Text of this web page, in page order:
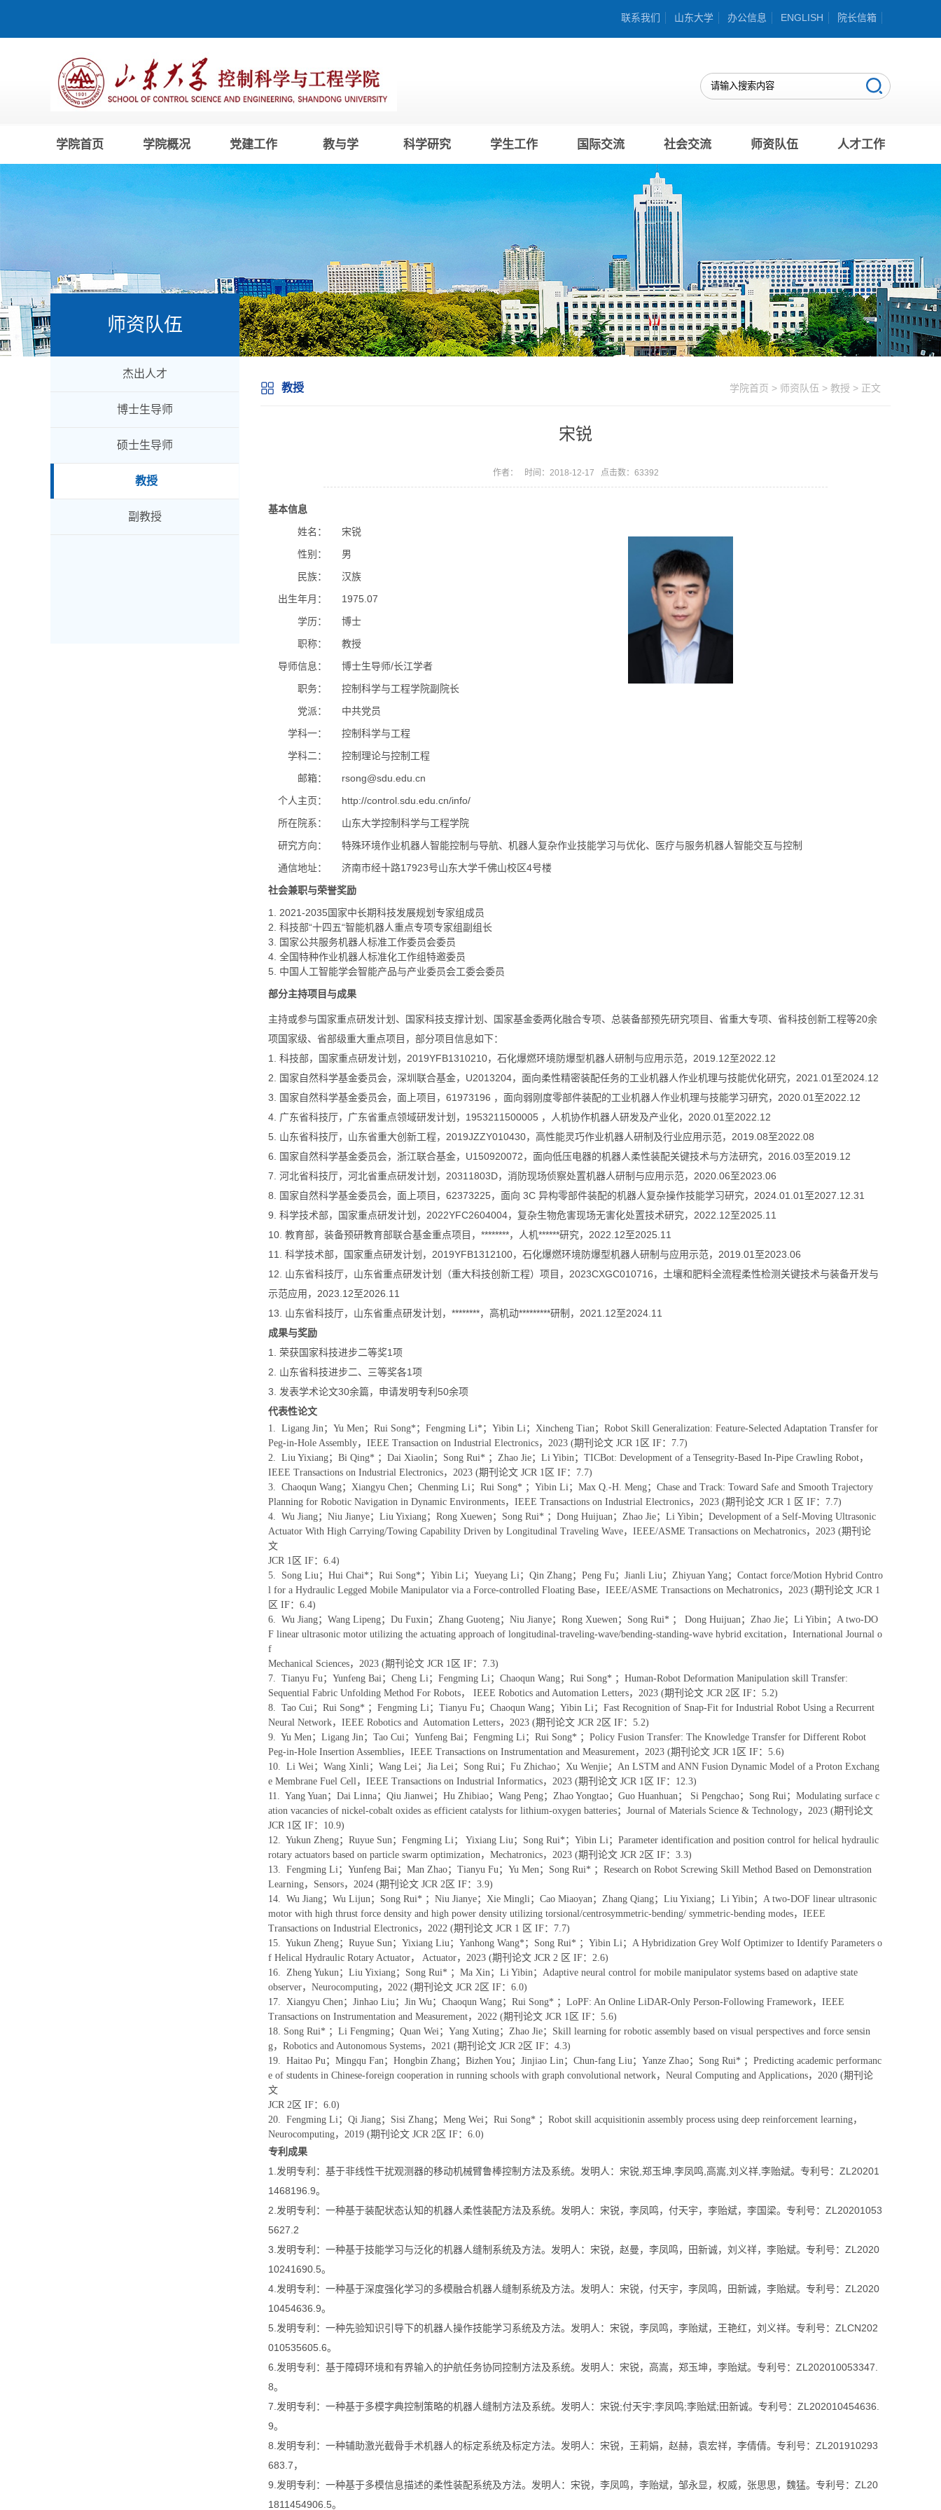
联系我们 山东大学 办公信息 ENGLISH 院长信箱
学院首页 学院概况 党建工作 教与学 科学研究 学生工作 国际交流 社会交流 师资队伍 人才工作
师资队伍
杰出人才
博士生导师
硕士生导师
教授
副教授
教授 学院首页 > 师资队伍 > 教授 > 正文
宋锐
作者： 时间：2018-12-17 点击数： 63392
基本信息
姓名：
宋锐
性别：
男
民族：
汉族
出生年月：
1975.07
学历：
博士
职称：
教授
导师信息：
博士生导师/长江学者
职务：
控制科学与工程学院副院长
党派：
中共党员
学科一：
控制科学与工程
学科二：
控制理论与控制工程
邮箱：
rsong@sdu.edu.cn
个人主页：
http://control.sdu.edu.cn/info/
所在院系：
山东大学控制科学与工程学院
研究方向：
特殊环境作业机器人智能控制与导航、机器人复杂作业技能学习与优化、医疗与服务机器人智能交互与控制
通信地址：
济南市经十路17923号山东大学千佛山校区4号楼
社会兼职与荣誉奖励
1. 2021-2035国家中长期科技发展规划专家组成员
2. 科技部“十四五“智能机器人重点专项专家组副组长
3. 国家公共服务机器人标准工作委员会委员
4. 全国特种作业机器人标准化工作组特邀委员
5. 中国人工智能学会智能产品与产业委员会工委会委员
部分主持项目与成果
主持或参与国家重点研发计划、国家科技支撑计划、国家基金委两化融合专项、总装备部预先研究项目、省重大专项、省科技创新工程等20余
项国家级、省部级重大重点项目，部分项目信息如下：
1. 科技部，国家重点研发计划，2019YFB1310210，石化爆燃环境防爆型机器人研制与应用示范，2019.12至2022.12
2. 国家自然科学基金委员会，深圳联合基金，U2013204，面向柔性精密装配任务的工业机器人作业机理与技能优化研究，2021.01至2024.12
3. 国家自然科学基金委员会，面上项目，61973196 ，面向弱刚度零部件装配的工业机器人作业机理与技能学习研究，2020.01至2022.12
4. 广东省科技厅，广东省重点领域研发计划，1953211500005 ，人机协作机器人研发及产业化，2020.01至2022.12
5. 山东省科技厅，山东省重大创新工程，2019JZZY010430，高性能灵巧作业机器人研制及行业应用示范，2019.08至2022.08
6. 国家自然科学基金委员会，浙江联合基金，U150920072，面向低压电器的机器人柔性装配关键技术与方法研究，2016.03至2019.12
7. 河北省科技厅，河北省重点研发计划，20311803D，消防现场侦察处置机器人研制与应用示范，2020.06至2023.06
8. 国家自然科学基金委员会，面上项目，62373225，面向 3C 异构零部件装配的机器人复杂操作技能学习研究，2024.01.01至2027.12.31
9. 科学技术部，国家重点研发计划，2022YFC2604004，复杂生物危害现场无害化处置技术研究，2022.12至2025.11
10. 教育部，装备预研教育部联合基金重点项目，********，人机******研究，2022.12至2025.11
11. 科学技术部，国家重点研发计划，2019YFB1312100，石化爆燃环境防爆型机器人研制与应用示范，2019.01至2023.06
12. 山东省科技厅，山东省重点研发计划（重大科技创新工程）项目，2023CXGC010716，土壤和肥料全流程柔性检测关键技术与装备开发与
示范应用，2023.12至2026.11
13. 山东省科技厅，山东省重点研发计划，********，高机动*********研制，2021.12至2024.11
成果与奖励
1. 荣获国家科技进步二等奖1项
2. 山东省科技进步二、三等奖各1项
3. 发表学术论文30余篇，申请发明专利50余项
代表性论文
1. Ligang Jin；Yu Men；Rui Song*；Fengming Li*；Yibin Li；Xincheng Tian；Robot Skill Generalization: Feature-Selected Adaptation Transfer for
Peg-in-Hole Assembly，IEEE Transaction on Industrial Electronics，2023 (期刊论文 JCR 1区 IF：7.7)
2. Liu Yixiang；Bi Qing* ；Dai Xiaolin；Song Rui* ；Zhao Jie；Li Yibin；TICBot: Development of a Tensegrity-Based In-Pipe Crawling Robot，
IEEE Transactions on Industrial Electronics，2023 (期刊论文 JCR 1区 IF：7.7)
3. Chaoqun Wang；Xiangyu Chen；Chenming Li；Rui Song* ；Yibin Li；Max Q.-H. Meng；Chase and Track: Toward Safe and Smooth Trajectory
Planning for Robotic Navigation in Dynamic Environments，IEEE Transactions on Industrial Electronics，2023 (期刊论文 JCR 1 区 IF：7.7)
4. Wu Jiang；Niu Jianye；Liu Yixiang；Rong Xuewen；Song Rui* ；Dong Huijuan；Zhao Jie；Li Yibin；Development of a Self-Moving Ultrasonic
Actuator With High Carrying/Towing Capability Driven by Longitudinal Traveling Wave，IEEE/ASME Transactions on Mechatronics，2023 (期刊论
文
JCR 1区 IF：6.4)
5. Song Liu；Hui Chai*；Rui Song*；Yibin Li；Yueyang Li；Qin Zhang；Peng Fu；Jianli Liu；Zhiyuan Yang；Contact force/Motion Hybrid Contro
l for a Hydraulic Legged Mobile Manipulator via a Force-controlled Floating Base，IEEE/ASME Transactions on Mechatronics，2023 (期刊论文 JCR 1
区 IF：6.4)
6. Wu Jiang；Wang Lipeng；Du Fuxin；Zhang Guoteng；Niu Jianye；Rong Xuewen；Song Rui* ； Dong Huijuan；Zhao Jie；Li Yibin；A two-DO
F linear ultrasonic motor utilizing the actuating approach of longitudinal-traveling-wave/bending-standing-wave hybrid excitation，International Journal o
f
Mechanical Sciences，2023 (期刊论文 JCR 1区 IF：7.3)
7. Tianyu Fu；Yunfeng Bai；Cheng Li；Fengming Li；Chaoqun Wang；Rui Song* ；Human-Robot Deformation Manipulation skill Transfer:
Sequential Fabric Unfolding Method For Robots， IEEE Robotics and Automation Letters，2023 (期刊论文 JCR 2区 IF：5.2)
8. Tao Cui；Rui Song* ；Fengming Li；Tianyu Fu；Chaoqun Wang；Yibin Li；Fast Recognition of Snap-Fit for Industrial Robot Using a Recurrent
Neural Network，IEEE Robotics and Automation Letters，2023 (期刊论文 JCR 2区 IF：5.2)
9. Yu Men；Ligang Jin；Tao Cui；Yunfeng Bai；Fengming Li；Rui Song* ；Policy Fusion Transfer: The Knowledge Transfer for Different Robot
Peg-in-Hole Insertion Assemblies，IEEE Transactions on Instrumentation and Measurement，2023 (期刊论文 JCR 1区 IF：5.6)
10. Li Wei；Wang Xinli；Wang Lei；Jia Lei；Song Rui；Fu Zhichao；Xu Wenjie；An LSTM and ANN Fusion Dynamic Model of a Proton Exchang
e Membrane Fuel Cell，IEEE Transactions on Industrial Informatics，2023 (期刊论文 JCR 1区 IF：12.3)
11. Yang Yuan；Dai Linna；Qiu Jianwei；Hu Zhibiao；Wang Peng；Zhao Yongtao；Guo Huanhuan； Si Pengchao；Song Rui；Modulating surface c
ation vacancies of nickel-cobalt oxides as efficient catalysts for lithium-oxygen batteries；Journal of Materials Science & Technology，2023 (期刊论文
JCR 1区 IF：10.9)
12. Yukun Zheng；Ruyue Sun；Fengming Li； Yixiang Liu；Song Rui*；Yibin Li；Parameter identification and position control for helical hydraulic
rotary actuators based on particle swarm optimization，Mechatronics，2023 (期刊论文 JCR 2区 IF：3.3)
13. Fengming Li；Yunfeng Bai；Man Zhao；Tianyu Fu；Yu Men；Song Rui* ；Research on Robot Screwing Skill Method Based on Demonstration
Learning，Sensors，2024 (期刊论文 JCR 2区 IF：3.9)
14. Wu Jiang；Wu Lijun；Song Rui* ；Niu Jianye；Xie Mingli；Cao Miaoyan；Zhang Qiang；Liu Yixiang；Li Yibin；A two-DOF linear ultrasonic
motor with high thrust force density and high power density utilizing torsional/centrosymmetric-bending/ symmetric-bending modes，IEEE
Transactions on Industrial Electronics，2022 (期刊论文 JCR 1 区 IF：7.7)
15. Yukun Zheng；Ruyue Sun；Yixiang Liu；Yanhong Wang*；Song Rui* ；Yibin Li；A Hybridization Grey Wolf Optimizer to Identify Parameters o
f Helical Hydraulic Rotary Actuator， Actuator，2023 (期刊论文 JCR 2 区 IF：2.6)
16. Zheng Yukun；Liu Yixiang；Song Rui* ；Ma Xin；Li Yibin；Adaptive neural control for mobile manipulator systems based on adaptive state
observer，Neurocomputing，2022 (期刊论文 JCR 2区 IF：6.0)
17. Xiangyu Chen；Jinhao Liu；Jin Wu；Chaoqun Wang；Rui Song* ；LoPF: An Online LiDAR-Only Person-Following Framework，IEEE
Transactions on Instrumentation and Measurement，2022 (期刊论文 JCR 1区 IF：5.6)
18. Song Rui* ；Li Fengming；Quan Wei；Yang Xuting；Zhao Jie；Skill learning for robotic assembly based on visual perspectives and force sensin
g，Robotics and Autonomous Systems，2021 (期刊论文 JCR 2区 IF：4.3)
19. Haitao Pu；Mingqu Fan；Hongbin Zhang；Bizhen You；Jinjiao Lin；Chun-fang Liu；Yanze Zhao；Song Rui* ；Predicting academic performanc
e of students in Chinese-foreign cooperation in running schools with graph convolutional network，Neural Computing and Applications，2020 (期刊论
文
JCR 2区 IF：6.0)
20. Fengming Li；Qi Jiang；Sisi Zhang；Meng Wei；Rui Song* ；Robot skill acquisitionin assembly process using deep reinforcement learning，
Neurocomputing，2019 (期刊论文 JCR 2区 IF：6.0)
专利成果
1.发明专利：基于非线性干扰观测器的移动机械臂鲁棒控制方法及系统。发明人：宋锐,郑玉坤,李凤鸣,高嵩,刘义祥,李贻斌。专利号：ZL20201
1468196.9。
2.发明专利：一种基于装配状态认知的机器人柔性装配方法及系统。发明人：宋锐，李凤鸣，付天宇，李贻斌，李国梁。专利号：ZL20201053
5627.2
3.发明专利：一种基于技能学习与泛化的机器人缝制系统及方法。发明人：宋锐，赵曼，李凤鸣，田新诚，刘义祥，李贻斌。专利号：ZL2020
10241690.5。
4.发明专利：一种基于深度强化学习的多模融合机器人缝制系统及方法。发明人：宋锐，付天宇，李凤鸣，田新诚，李贻斌。专利号：ZL2020
10454636.9。
5.发明专利：一种先验知识引导下的机器人操作技能学习系统及方法。发明人：宋锐，李凤鸣，李贻斌，王艳红，刘义祥。专利号：ZLCN202
010535605.6。
6.发明专利：基于障碍环境和有界输入的护航任务协同控制方法及系统。发明人：宋锐，高嵩，郑玉坤，李贻斌。专利号：ZL202010053347.
8。
7.发明专利：一种基于多模字典控制策略的机器人缝制方法及系统。发明人：宋锐;付天宇;李凤鸣;李贻斌;田新诚。专利号：ZL202010454636.
9。
8.发明专利：一种辅助激光截骨手术机器人的标定系统及标定方法。发明人：宋锐，王莉娟，赵赫，袁宏祥，李倩倩。专利号：ZL201910293
683.7，
9.发明专利：一种基于多模信息描述的柔性装配系统及方法。发明人：宋锐，李凤鸣，李贻斌，邹永显，权威，张思思，魏猛。专利号：ZL20
1811454906.5。